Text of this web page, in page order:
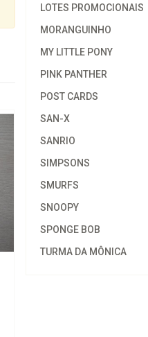
LOTES PROMOCIONAIS
MORANGUINHO
MY LITTLE PONY
PINK PANTHER
POST CARDS
SAN-X
SANRIO
SIMPSONS
SMURFS
SNOOPY
SPONGE BOB
TURMA DA MÔNICA